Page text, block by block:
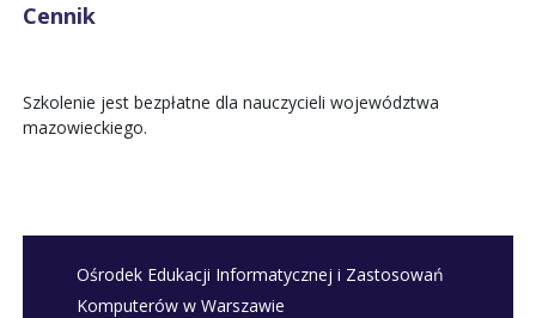
Cennik
Szkolenie jest bezpłatne dla nauczycieli województwa
mazowieckiego.
Ośrodek Edukacji Informatycznej i Zastosowań
Komputerów w Warszawie